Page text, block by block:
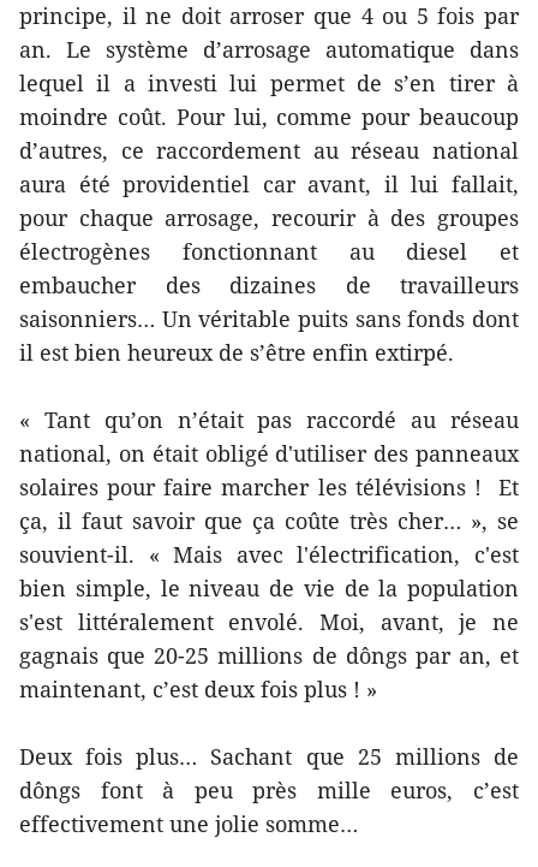
principe, il ne doit arroser que 4 ou 5 fois par
an. Le système d’arrosage automatique dans
lequel il a investi lui permet de s’en tirer à
moindre coût. Pour lui, comme pour beaucoup
d’autres, ce raccordement au réseau national
aura été providentiel car avant, il lui fallait,
pour chaque arrosage, recourir à des groupes
électrogènes fonctionnant au diesel et
embaucher des dizaines de travailleurs
saisonniers… Un véritable puits sans fonds dont
il est bien heureux de s’être enfin extirpé.
« Tant qu’on n’était pas raccordé au réseau
national, on était obligé d'utiliser des panneaux
solaires pour faire marcher les télévisions ! Et
ça, il faut savoir que ça coûte très cher… », se
souvient-il. « Mais avec l'électrification, c'est
bien simple, le niveau de vie de la population
s'est littéralement envolé. Moi, avant, je ne
gagnais que 20-25 millions de dôngs par an, et
maintenant, c’est deux fois plus ! »
Deux fois plus… Sachant que 25 millions de
dôngs font à peu près mille euros, c’est
effectivement une jolie somme…